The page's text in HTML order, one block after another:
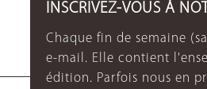
INSCRIVEZ-VOUS À
Chaque fin de semaine
e-mail. Elle contient
édition. Parfois nous en